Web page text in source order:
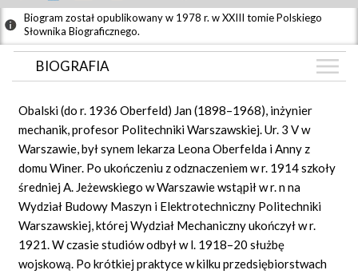
Biogram został opublikowany w 1978 r. w XXIII tomie Polskiego
Słownika Biograficznego.
BIOGRAFIA
GRAF POWIĄZAŃ
DYSKUSJA
Obalski (do r. 1936 Oberfeld) Jan (1898–1968), inżynier
mechanik, profesor Politechniki Warszawskiej. Ur. 3 V w
Warszawie, był synem lekarza Leona Oberfelda i Anny z
domu Winer. Po ukończeniu z odznaczeniem w r. 1914 szkoły
średniej A. Jeżewskiego w Warszawie wstąpił w r. n na
Wydział Budowy Maszyn i Elektrotechniczny Politechniki
Warszawskiej, której Wydział Mechaniczny ukończył w r.
1921. W czasie studiów odbył w l. 1918–20 służbę
wojskową. Po krótkiej praktyce w kilku przedsiębiorstwach